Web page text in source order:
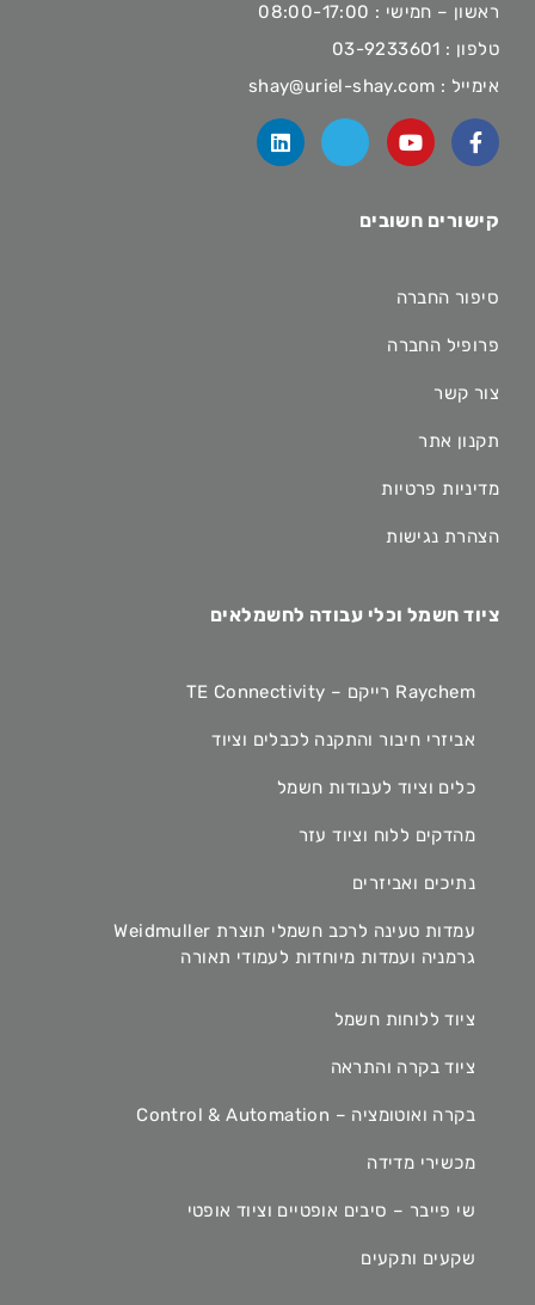
ראשון – חמישי : 08:00-17:00
טלפון : 03-9233601
אימייל : shay@uriel-shay.com
קישורים חשובים
סיפור החברה
פרופיל החברה
צור קשר
תקנון אתר
מדיניות פרטיות
הצהרת נגישות
ציוד חשמל וכלי עבודה לחשמלאים
Raychem רייקם – TE Connectivity
אביזרי חיבור והתקנה לכבלים וציוד
כלים וציוד לעבודות חשמל
מהדקים ללוח וציוד עזר
נתיכים ואביזרים
עמדות טעינה לרכב חשמלי תוצרת Weidmuller
גרמניה ועמדות מיוחדות לעמודי תאורה
ציוד ללוחות חשמל
ציוד בקרה והתראה
בקרה ואוטומציה – Control & Automation
מכשירי מדידה
שי פייבר – סיבים אופטיים וציוד אופטי
שקעים ותקעים